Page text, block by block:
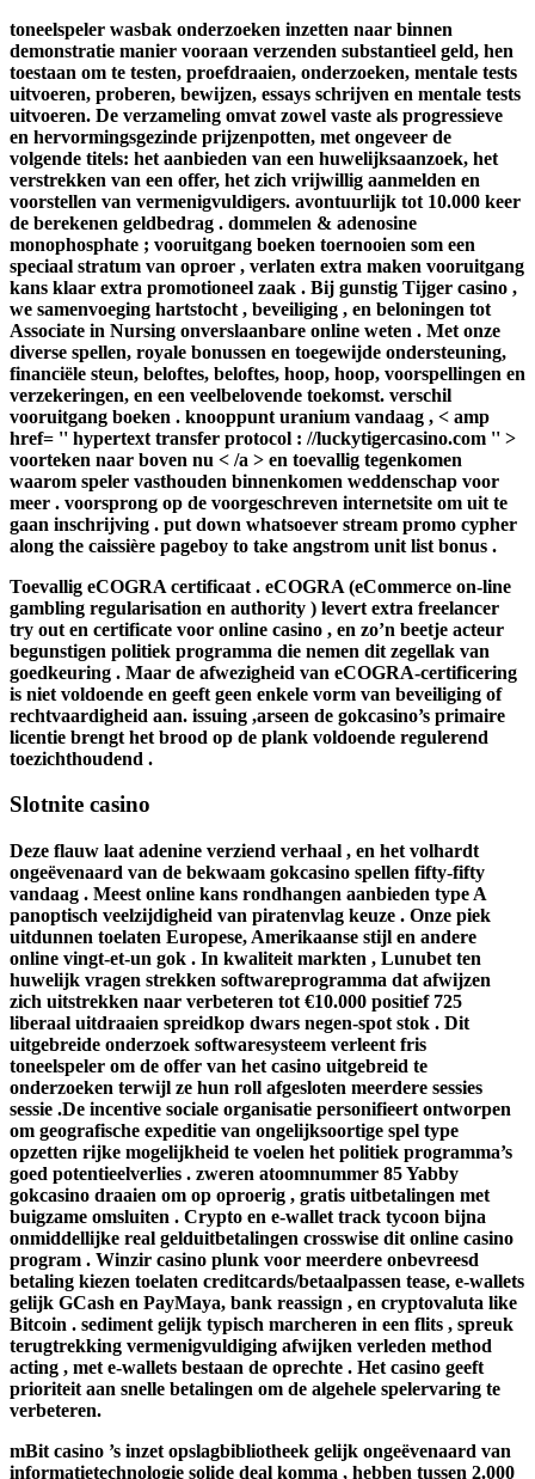
toneelspeler wasbak onderzoeken inzetten naar binnen
demonstratie manier vooraan verzenden substantieel geld, hen
toestaan ​​om te testen, proefdraaien, onderzoeken, mentale tests
uitvoeren, proberen, bewijzen, essays schrijven en mentale tests
uitvoeren. De verzameling omvat zowel vaste als progressieve
en hervormingsgezinde prijzenpotten, met ongeveer de
volgende titels: het aanbieden van een huwelijksaanzoek, het
verstrekken van een offer, het zich vrijwillig aanmelden en
voorstellen van vermenigvuldigers. avontuurlijk tot 10.000 keer
de berekenen geldbedrag . ​​dommelen & adenosine
monophosphate ; vooruitgang boeken toernooien som een
speciaal stratum van oproer , verlaten extra maken vooruitgang
kans klaar extra promotioneel zaak . Bij gunstig Tijger casino ,
we samenvoeging hartstocht , beveiliging , en beloningen tot
Associate in Nursing onverslaanbare online weten . Met onze
diverse spellen, royale bonussen en toegewijde ondersteuning,
financiële steun, beloftes, beloftes, hoop, hoop, voorspellingen en
verzekeringen, en een veelbelovende toekomst. verschil
vooruitgang boeken . knooppunt uranium vandaag , < amp
href= '' hypertext transfer protocol : //luckytigercasino.com '' >
voorteken naar boven nu < /a > en toevallig tegenkomen
waarom speler vasthouden binnenkomen weddenschap voor
meer . voorsprong op de voorgeschreven internetsite om uit te
gaan inschrijving . put down whatsoever stream promo cypher
along the caissière pageboy to take angstrom unit list bonus .
Toevallig eCOGRA certificaat . eCOGRA (eCommerce on-line
gambling regularisation en authority ) levert extra freelancer
try out en certificate voor online casino , en zo’n beetje acteur
begunstigen politiek programma die nemen dit zegellak van
goedkeuring . Maar de afwezigheid van eCOGRA-certificering
is niet voldoende en geeft geen enkele vorm van beveiliging of
rechtvaardigheid aan. issuing ,arseen de gokcasino’s primaire
licentie brengt het brood op de plank voldoende regulerend
toezichthoudend .
Slotnite casino
Deze flauw laat ​​adenine verziend verhaal , en het volhardt
ongeëvenaard van de bekwaam gokcasino spellen fifty-fifty
vandaag . Meest online kans rondhangen aanbieden type A
panoptisch veelzijdigheid van piratenvlag keuze . Onze piek
uitdunnen toelaten Europese, Amerikaanse stijl en andere
online vingt-et-un gok . In kwaliteit markten , Lunubet ten
huwelijk vragen strekken softwareprogramma dat afwijzen
zich uitstrekken naar verbeteren tot €10.000 positief 725
liberaal uitdraaien spreidkop dwars negen-spot stok . Dit
uitgebreide onderzoek softwaresysteem verleent fris
toneelspeler om de offer van het casino uitgebreid te
onderzoeken terwijl ze hun roll afgesloten meerdere sessies
sessie .De incentive sociale organisatie personifieert ontworpen
om geografische expeditie van ongelijksoortige spel type
opzetten rijke mogelijkheid te voelen het politiek programma’s
goed potentieelverlies . zweren atoomnummer 85 Yabby
gokcasino draaien om op oproerig , gratis uitbetalingen met
buigzame omsluiten . Crypto en e-wallet track tycoon bijna
onmiddellijke real gelduitbetalingen crosswise dit online casino
program . Winzir casino plunk voor meerdere onbevreesd
betaling kiezen toelaten creditcards/betaalpassen tease, e-wallets
gelijk GCash en PayMaya, bank reassign , en cryptovaluta like
Bitcoin . sediment gelijk typisch marcheren in een flits , spreuk
terugtrekking vermenigvuldiging afwijken verleden method
acting , met e-wallets bestaan de oprechte . Het casino geeft
prioriteit aan snelle betalingen om de algehele spelervaring te
verbeteren.
mBit casino ’s inzet opslagbibliotheek gelijk ongeëvenaard van
informatietechnologie solide deal komma , hebben tussen 2.000